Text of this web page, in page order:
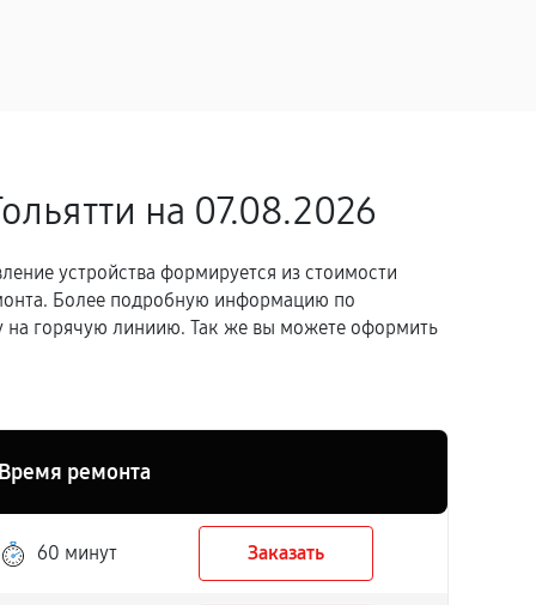
на 07.08.2026
устройства формируется из стоимости
Более подробную информацию по
на горячую линиию. Так же вы можете оформить
Время ремонта
60 минут Заказать